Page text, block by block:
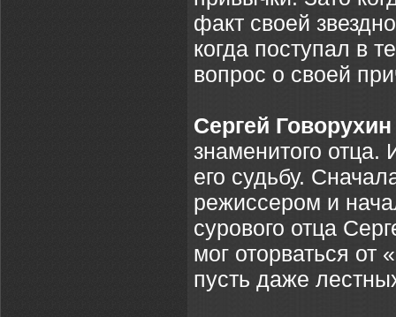
факт своей
когда поступал в
вопрос о своей
Сергей
знаменитого
его судьбу.
режиссером и
сурового отца
мог оторваться
пусть даже